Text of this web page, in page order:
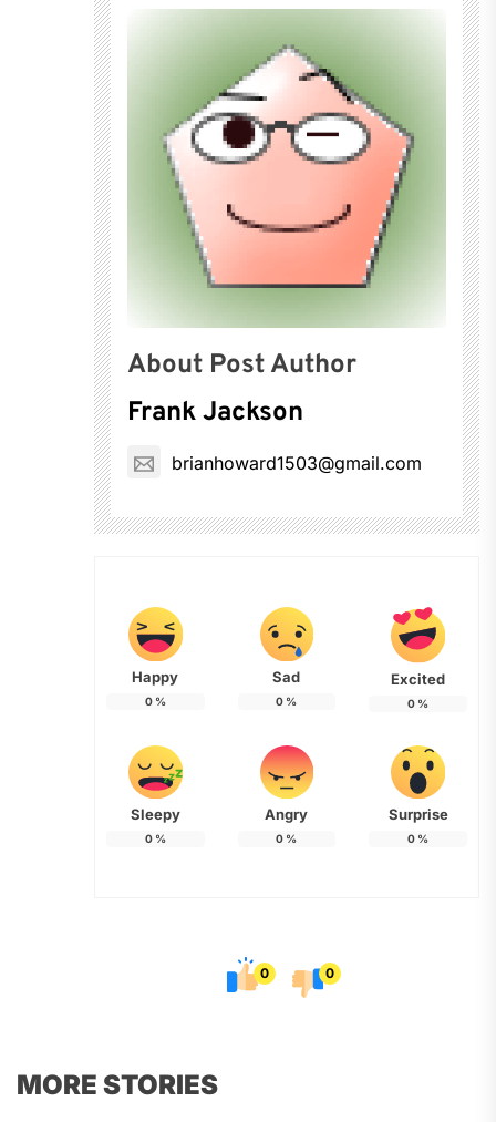
About Post Author
Frank Jackson
brianhoward1503@gmail.com
Happy
0%
Sad
0 %
Excited
0 %
Sleepy
0%
Angry
0 %
Surprise
0 %
0 0
MORE STORIES